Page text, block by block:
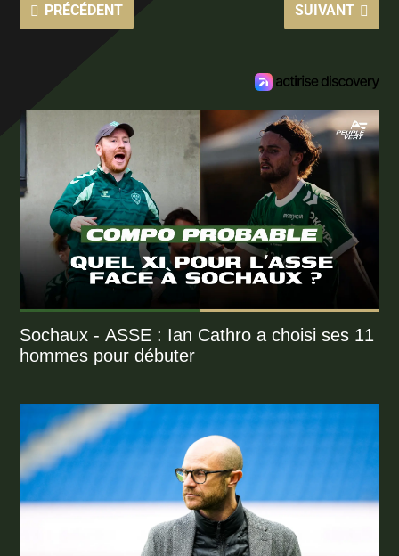
PRÉCÉDENT SUIVANT
Sochaux - ASSE : Ian Cathro a choisi ses 11
hommes pour débuter